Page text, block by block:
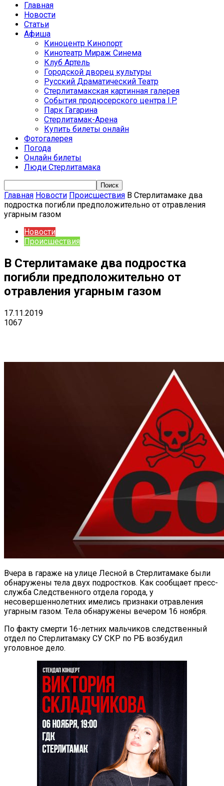
Главная
Новости
Статьи
Афиша
Киноцентр Кинопорт
Кинотеатр Мираж Синема
Клуб Артель
Городской дворец культуры
Русский Драматический Театр
Стерлитамакская картинная галерея
События продюсерского центра I.P.
Парк Гагарина
Стерлитамак-Арена
Купить билеты онлайн
Фотогалерея
Погода
Онлайн билеты
Люди Стерлитамака
Главная Новости Происшествия В Стерлитамаке два
подростка погибли предположительно от отравления
угарным газом
Новости
Происшествия
В Стерлитамаке два подростка
погибли предположительно от
отравления угарным газом
17.11.2019
1067
Вчера в гараже на улице Лесной в Стерлитамаке были
обнаружены тела двух подростков. Как сообщает пресс-
служба Следственного отдела города, у
несовершеннолетних имелись признаки отравления
угарным газом. Тела обнаружены вечером 16 ноября.
По факту смерти 16-летних мальчиков следственный
отдел по Стерлитамаку СУ СКР по РБ возбудил
уголовное дело.